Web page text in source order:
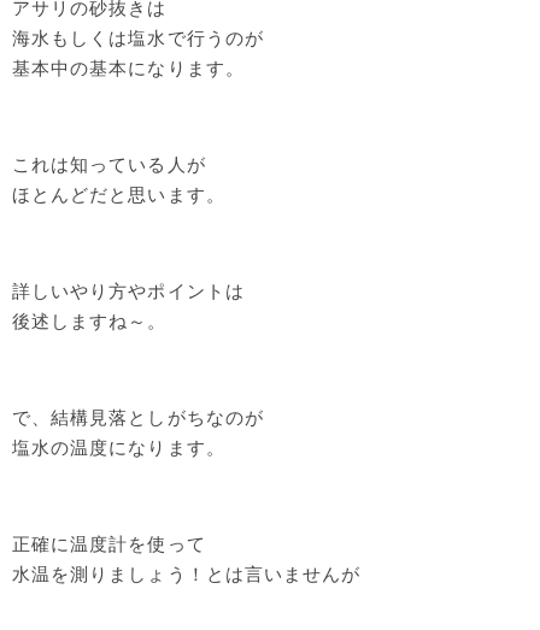
アサリの砂抜きは
海水もしくは塩水で行うのが
基本中の基本になります。
これは知っている人が
ほとんどだと思います。
詳しいやり方やポイントは
後述しますね～。
で、結構見落としがちなのが
塩水の温度になります。
正確に温度計を使って
水温を測りましょう！とは言いませんが